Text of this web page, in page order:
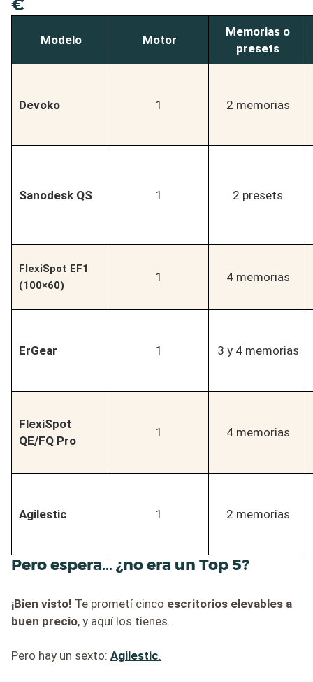
€
Modelo Motor
Memorias o
presets
Devoko 1 2 memorias
Sanodesk QS 1 2 presets
FlexiSpot EF1
(100×60)
1 4 memorias
ErGear 1 3 y 4 memorias
FlexiSpot
QE/FQ Pro
1 4 memorias
Agilestic 1 2 memorias
Pero espera… ¿no era un Top 5?
¡Bien visto! Te prometí cinco escritorios elevables a
buen precio, y aquí los tienes.
Pero hay un sexto: Agilestic.